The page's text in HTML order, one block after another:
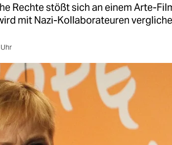
Rechte stößt sich an einem Arte-
mit Nazi-Kollaborateuren